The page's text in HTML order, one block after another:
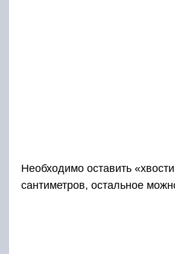
Необходимо оставить
сантиметров, остальное